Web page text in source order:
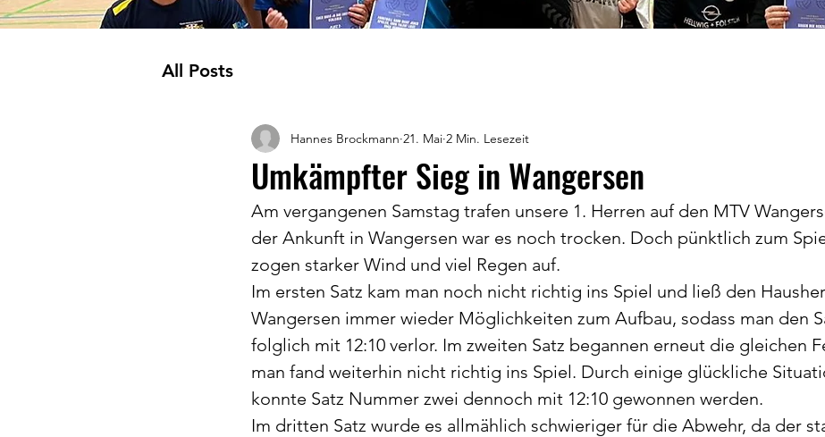
All Posts
Umkämpfter Sieg in Wangersen
Hannes Brockmann 21. Mai 2 Min. Lesezeit
Am vergangenen Samstag trafen unsere 1. Herren auf den MTV
der Ankunft in Wangersen war es noch trocken. Doch pünktlich zum
zogen starker Wind und viel Regen auf.
Im ersten Satz kam man noch nicht richtig ins Spiel und ließ den
Wangersen immer wieder Möglichkeiten zum Aufbau, sodass man den
folglich mit 12:10 verlor. Im zweiten Satz begannen erneut die gleichen
man fand weiterhin nicht richtig ins Spiel. Durch einige glückliche
konnte Satz Nummer zwei dennoch mit 12:10 gewonnen werden.
Im dritten Satz wurde es allmählich schwieriger für die Abwehr, da der